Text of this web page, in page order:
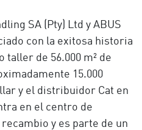
SA (Pty) Ltd y ABUS
con la exitosa historia
taller de 56.000 m² de
15.000
y el distribuidor Cat en
en el centro de
y es parte de un